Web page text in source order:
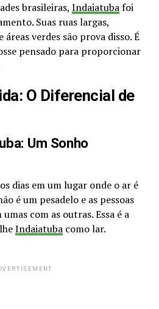
brasileiras, Indaiatubafoi
Suas ruas largas,
áreas verdes são prova disso. É
pensado para proporcionar
O Diferencial de
Um Sonho
dias em um lugar onde o ar é
é um pesadelo e as pessoas
com as outras. Essa é a
Indaiatubacomo lar.